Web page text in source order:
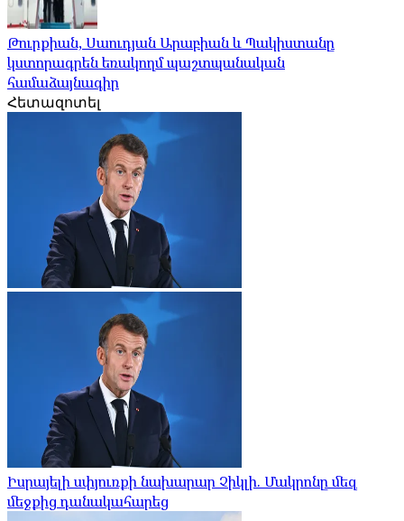
Թուրքիան, Սաուդյան Արաբիան և Պակիստանը
կստորագրեն եռակողմ պաշտպանական
համաձայնագիր
Հետազոտել
Իսրայելի սփյուռքի նախարար Չիկլի. Մակրոնը մեզ
մեջքից դանակահարեց